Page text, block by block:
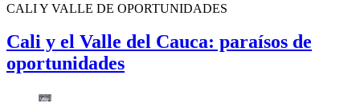
CALI Y VALLE DE OPORTUNIDADES
Cali y el Valle del Cauca: paraísos de
oportunidades